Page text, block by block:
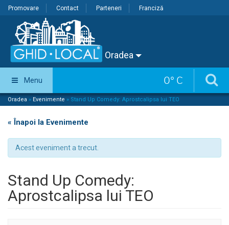
Promovare Contact Parteneri Franciză
Oradea
0° C
Menu
Oradea » Evenimente » Stand Up Comedy: Aprostcalipsa lui TEO
« Înapoi la Evenimente
Acest eveniment a trecut.
Stand Up Comedy:
Aprostcalipsa lui TEO